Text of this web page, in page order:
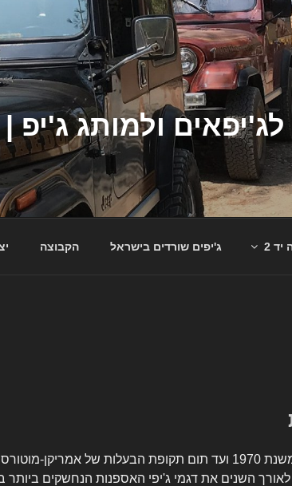
2 ג'יפים שורדים בישראל הקבוצה
משנת 1970 ועד תום תקופת הבעלות של אמריקן-
לאורך השנים את דגמי ג'יפי האספנות הנחשקים